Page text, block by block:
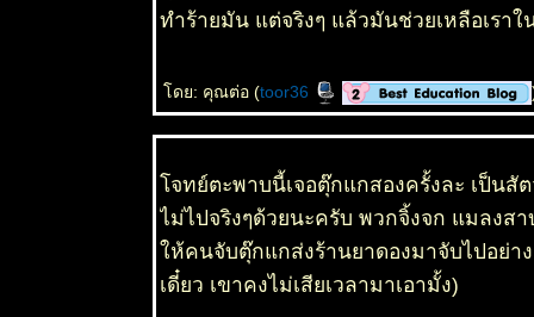
ทำร้ายมัน แต่จริงๆ แล้วมันช่วยเหลือเราใ
ดย: คุณต่อ (toor36
จทย์ตะพาบนี้เจอตุ๊กแกสองครั้งละ เป็นสั
ไม่ไปจริงๆด้วยนะครับ พวกจิ้งจก แมลงส
ห้คนจับตุ๊กแกส่งร้านยาดองมาจับไปอย่า
เดี๋ยว เขาคงไม่เสียเวลามาเอามั้ง)